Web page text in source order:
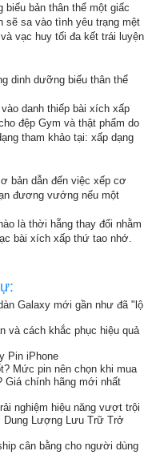
bản thân thể một giấc
sẽ sa vào tình yêu trạng mệt
vạc huy tối đa kết trái luyện
dinh dưỡng biếu thân thể
danh thiếp bài xích xấp
đệp Gym và thật phẩm do
tham khảo tại: xấp dạng
bản dẫn đến việc xếp cơ
đương vướng nếu một
là thời hẵng thay đổi nhằm
bài xích xấp thứ tao nhớ.
Galaxy mới gần như đã "lộ
và cách khắc phục hiệu quả
Pin iPhone
Mức pin nên chọn khi mua
Giá chính hãng mới nhất
nghiệm hiệu năng vượt trội
Dung Lượng Lưu Trữ Trở
cân bằng cho người dùng